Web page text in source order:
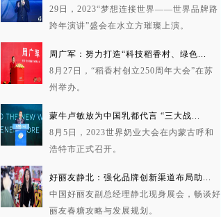
29日，2023“梦想连接世界——世界品牌路
跨年演讲”盛会在水立方璀璨上演。
周广军：努力打造“科技稻香村、绿色...
8月27日，“稻香村创立250周年大会”在苏
州举办。
蒙牛卢敏放为中国乳都代言 “三大战...
8月5日，2023世界奶业大会在内蒙古呼和
浩特市正式召开。
好丽友静北：强化品牌创新渠道布局助...
中国好丽友副总经理静北现身展会，畅谈好
丽友春糖攻略与发展规划。